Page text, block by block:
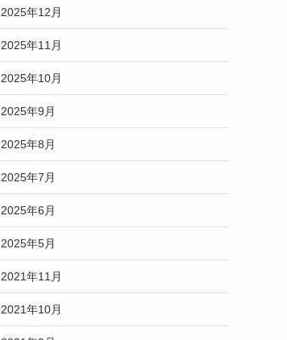
2025年12月
2025年11月
2025年10月
2025年9月
2025年8月
2025年7月
2025年6月
2025年5月
2021年11月
2021年10月